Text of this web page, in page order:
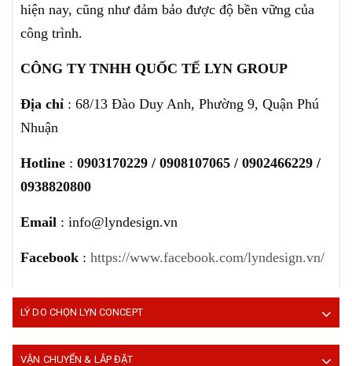
hiện nay, cũng như đảm bảo được độ bền vững của
công trình.
CÔNG TY TNHH QUỐC TẾ LYN GROUP
Địa chỉ : 68/13 Đào Duy Anh, Phường 9, Quận Phú
Nhuận
Hotline : 0903170229 / 0908107065 / 0902466229 /
0938820800
Email : info@lyndesign.vn
Facebook : https://www.facebook.com/lyndesign.vn/
LÝ DO CHỌN LYN CONCEPT
VẬN CHUYỂN & LẮP ĐẶT